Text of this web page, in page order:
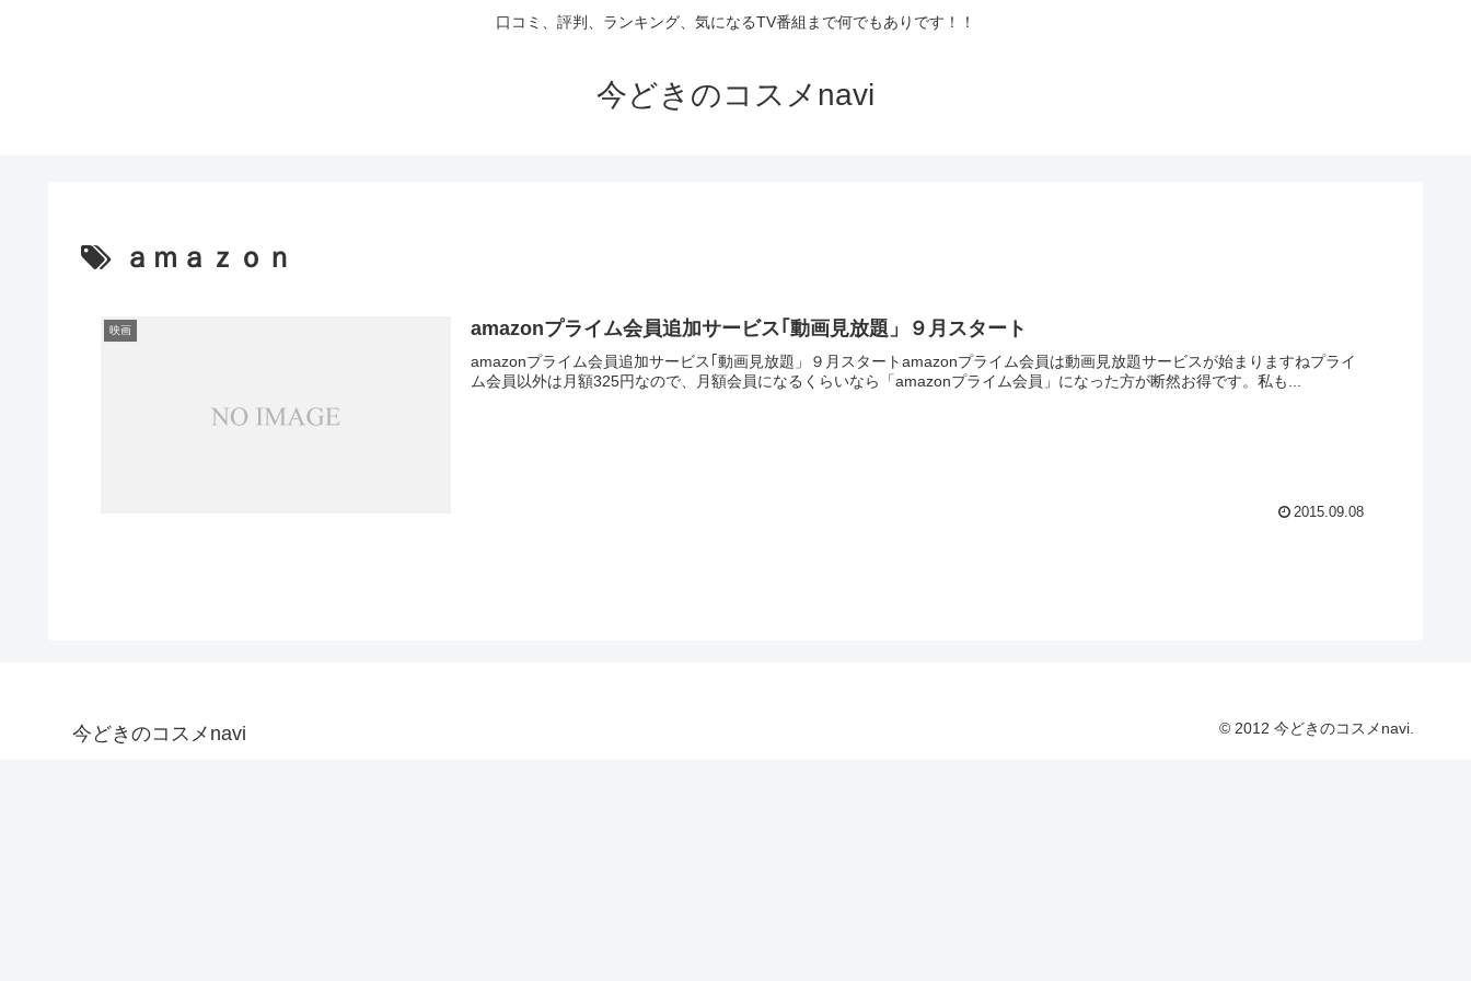
口コミ、評判、ランキング、気になるTV番組まで何でもありです！！
今どきのコスメnavi
ａｍａｚｏｎ
映画 amazonプライム会員追加サービス｢動画見放題」９月スタート
amazonプライム会員追加サービス｢動画見放題」９月スタートamazonプライム会員は動画見放題サービスが始まりますねプライ
ム会員以外は月額325円なので、月額会員になるくらいなら「amazonプライム会員」になった方が断然お得です。私も...
2015.09.08
今どきのコスメnavi © 2012 今どきのコスメnavi.